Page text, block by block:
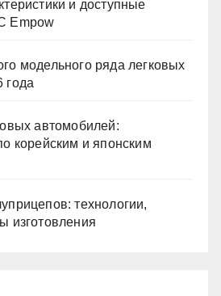
и доступные
Empow
модельного ряда легковых
года
автомобилей:
корейским и японским
технологии,
изготовления